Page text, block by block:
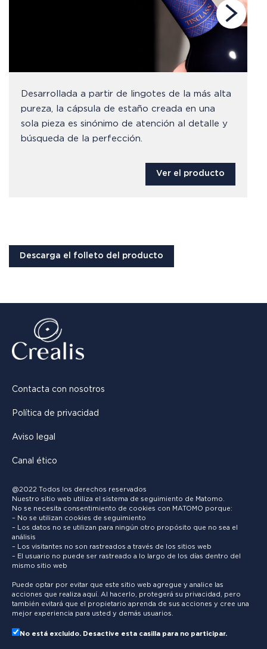
Desarrollada a partir de lingotes de la más alta
pureza, la cápsula de estaño creada en una
sola pieza es sinónimo de atención al detalle y
búsqueda de la perfección.
Ver el producto
Descarga el folleto del producto
Contacta con nosotros
Política de privacidad
Aviso legal
Canal ético
@2022 Todos los derechos reservados
Nuestro sitio web utiliza el sistema de seguimiento de Matomo.
No se necesita consentimiento de cookies con MATOMO porque:
– No se utilizan cookies de seguimiento
– Los datos no se utilizan para ningún otro propósito que no sea el
análisis
– Los visitantes no son rastreados a través de los sitios web
– El usuario no puede ser rastreado a lo largo de los días dentro del
mismo sitio web
Puede optar por evitar que este sitio web agregue y analice las
acciones que realiza aquí. Al hacerlo, protegerá su privacidad, pero
también evitará que el propietario aprenda de sus acciones y cree una
mejor experiencia para usted y demás usuarios.
No está excluido. Desactive esta casilla para no participar.